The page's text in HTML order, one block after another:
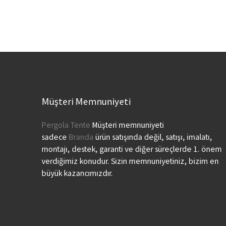
Müşteri Memnuniyeti
Pergola Tente Müşteri memnuniyeti
sadece Branda ürün satışında değil, satışı, imalatı,
montajı, destek, garanti ve diğer süreçlerde 1. önem
verdiğimiz konudur. Sizin memnuniyetiniz, bizim en
büyük kazancımızdır.